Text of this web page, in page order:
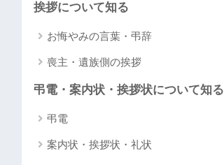
挨拶について知る
お悔やみの言葉・弔辞
喪主・遺族側の挨拶
弔電・案内状・挨拶状について知る
弔電
案内状・挨拶状・礼状